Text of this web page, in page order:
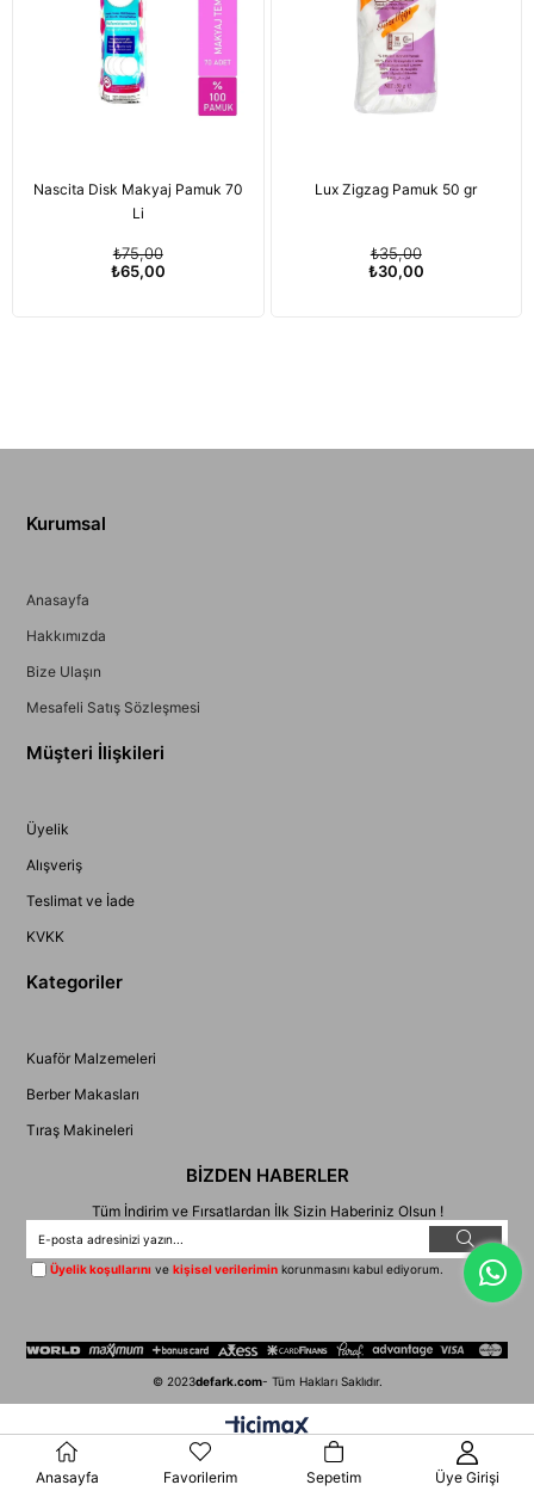
Nascita Disk Makyaj Pamuk 70
Li
₺65,00
₺75,00
Lux Zigzag Pamuk 50 gr
₺30,00
₺35,00
Kurumsal
Anasayfa
Hakkımızda
Bize Ulaşın
Mesafeli Satış Sözleşmesi
Müşteri İlişkileri
Üyelik
Alışveriş
Teslimat ve İade
KVKK
Kategoriler
Kuaför Malzemeleri
Berber Makasları
Tıraş Makineleri
BİZDEN HABERLER
Tüm İndirim ve Fırsatlardan İlk Sizin Haberiniz Olsun !
Üyelik koşullarını vekişisel verilerimin korunmasını kabul ediyorum.
© 2023defark.com- Tüm Hakları Saklıdır.
Anasayfa Favorilerim Sepetim Üye Girişi